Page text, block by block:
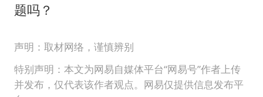
题吗？
声明：取材网络，谨慎辨别
特别声明：本文为网易自媒体平台“网易号”作者上传
并发布，仅代表该作者观点。网易仅提供信息发布平